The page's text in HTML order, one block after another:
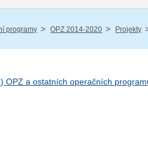
programy / OPZ 2014-2020 / Projekty /
OPZ a ostatních operačních